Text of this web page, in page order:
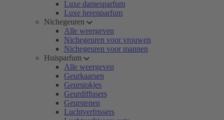
Luxe damesparfum
Luxe herenparfum
Nichegeuren
Alle weergeven
Nichegeuren voor vrouwen
Nichegeuren voor mannen
Huisparfum
Alle weergeven
Geurkaarsen
Geurstokjes
Geurdiffusers
Geurstenen
Luchtverfrissers